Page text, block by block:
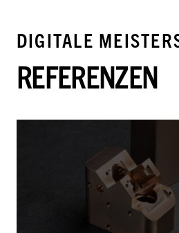
DIGITALE
REFERENZEN